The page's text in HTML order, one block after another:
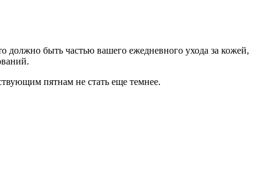
должно быть частью вашего ежедневного ухода за кожей,
пятнам не стать еще темнее.